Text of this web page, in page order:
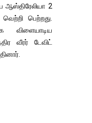
2
பெற்றது.
விளையாடிய
வீரர் டேவிட்